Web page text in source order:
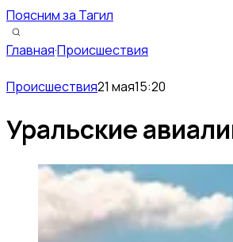
Поясним за Тагил
Главная·Происшествия
Происшествия21 мая15:20
Уральские